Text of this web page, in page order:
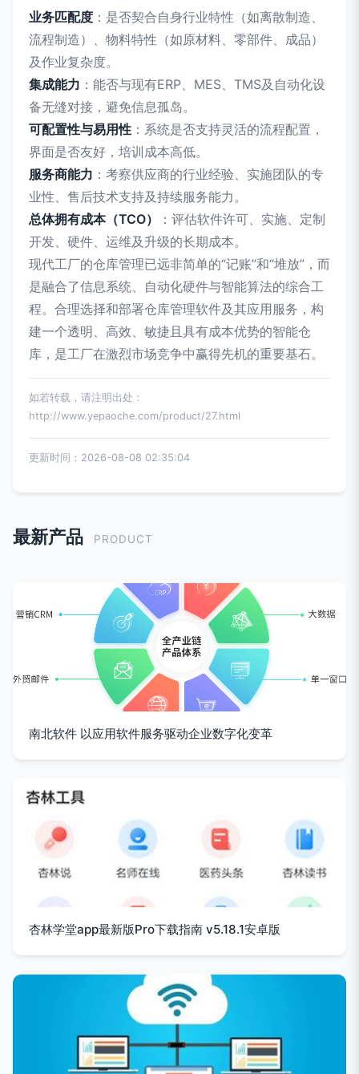
业务匹配度 ：是否契合自身行业特性（如离散制造、
流程制造）、物料特性（如原材料、零部件、成品）
及作业复杂度。
集成能力 ：能否与现有ERP、MES、TMS及自动化设
备无缝对接，避免信息孤岛。
可配置性与易用性 ：系统是否支持灵活的流程配置，
界面是否友好，培训成本高低。
服务商能力 ：考察供应商的行业经验、实施团队的专
业性、售后技术支持及持续服务能力。
总体拥有成本（TCO）
：评估软件许可、实施、定制
开发、硬件、运维及升级的长期成本。
现代工厂的仓库管理已远非简单的“记账”和“堆放”，而
是融合了信息系统、自动化硬件与智能算法的综合工
程。合理选择和部署仓库管理软件及其应用服务，构
建一个透明、高效、敏捷且具有成本优势的智能仓
库，是工厂在激烈市场竞争中赢得先机的重要基石。
如若转载，请注明出处：
http://www.yepaoche.com/product/27.html
更新时间：2026-08-08 02:35:04
最新产品 PRODUCT
南北软件 以应用软件服务驱动企业数字化变革
杏林学堂app最新版Pro下载指南 v5.18.1安卓版